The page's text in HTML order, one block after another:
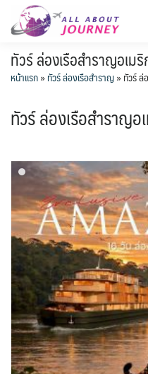
เอเชียกลาง 6
LKA ศรีลังกา + BGD บังคล
ศ
0
KHM กัมพูชา 0
HKG ฮ่องกง - มาเก๊า 10
IDN อินโดนีเซีย 3
ISR อิสราเอล 0
JOR จอร์แดน 4
แอลเบเนีย - Albania 0
MNE มอนเตเนโกร 1
Baltic บอลติก 4
ออสเตรีย - Austria 3
BLR เบลารุส 0
BEL เบลเยี่ยม 0
อเมริกาใต้ 8
CUB คิวบา 0
CHL ชิลี 3
PER เปรู
เม็กซิโก คิวบา 1
ทัวร์ ล่องเรือสำราญยุโรป 5
ทัวร์ ล่องเรือสำราญอเมริกา
แทนซาเนีย - Tanzania 2
โมร็อคโค - Morocco 6
นามิเบีย - Namibia 1
ตูนีเซีย - Tunisia 1
ขั้วโลกใต้ 2
แอลจีเรีย - Algeria 0
ล่องเรือดินเนอร์วันปีใหม่ 19
ล่องเรือดินเนอร์ วันวาเลนไท
ล่องเรือดินเนอร์แม่น้ำ
าพระยา
34
ล่องเรือโปรแกรมอยุธยา 9
ล่องเรือ รอบ Sunset 14
ล่องเรือเหมาลำ / เหมาชั้น /
อยอร์ช / Speed Boat ส่วนตัวทั่ว
ะเทศ
255
เรือยอร์ช / Speed Boat ฯ
บ Join ทั่วประเทศ
72
ไทยบัสฟู้ดทัวร์ 1
บุฟเฟต์โรงแรม/ร้านอาหาร
โปรแกรมทัวร์ทั่วไทย 0
พิเศษ! ล่องเรือเทศกาลชม
ยา
1
ห้องพักราคาพิเศษ 3
ข่าวที่น่าสนใจ
ความรู้ทั่วไป
สถานที่ท่องเที่ยว
ทัวร์ ล่องเรือสำราญอเมริ
หน้าแรก»ทัวร์ ล่องเรือสำราญ»ทัวร์ ล่
ทัวร์ ล่องเรือสำราญอ